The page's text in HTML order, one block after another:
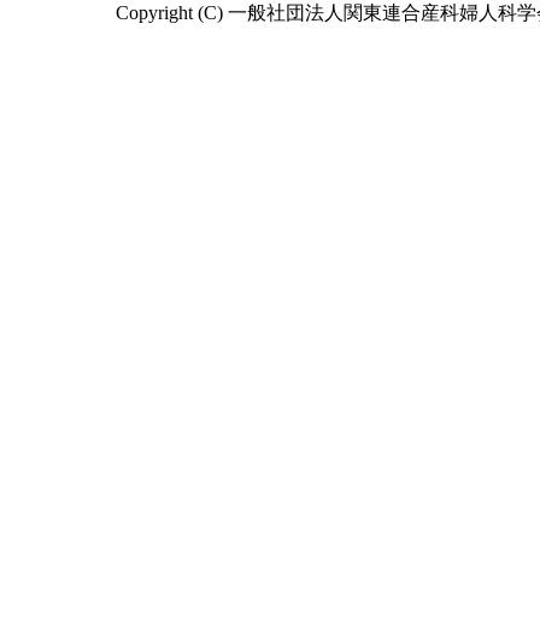
Copyright (C) 一般社団法人関東連合産科婦人科